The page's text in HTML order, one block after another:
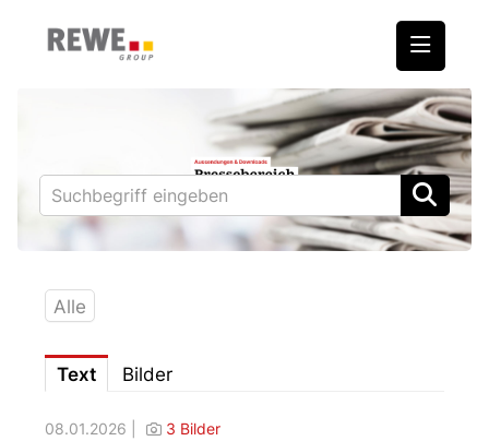
REWE International AG
BILLA
PENNY
BIPA
Downloads
Fotos – Vorstand
Alle
Text Bilder
08.01.2026 | 3 Bilder